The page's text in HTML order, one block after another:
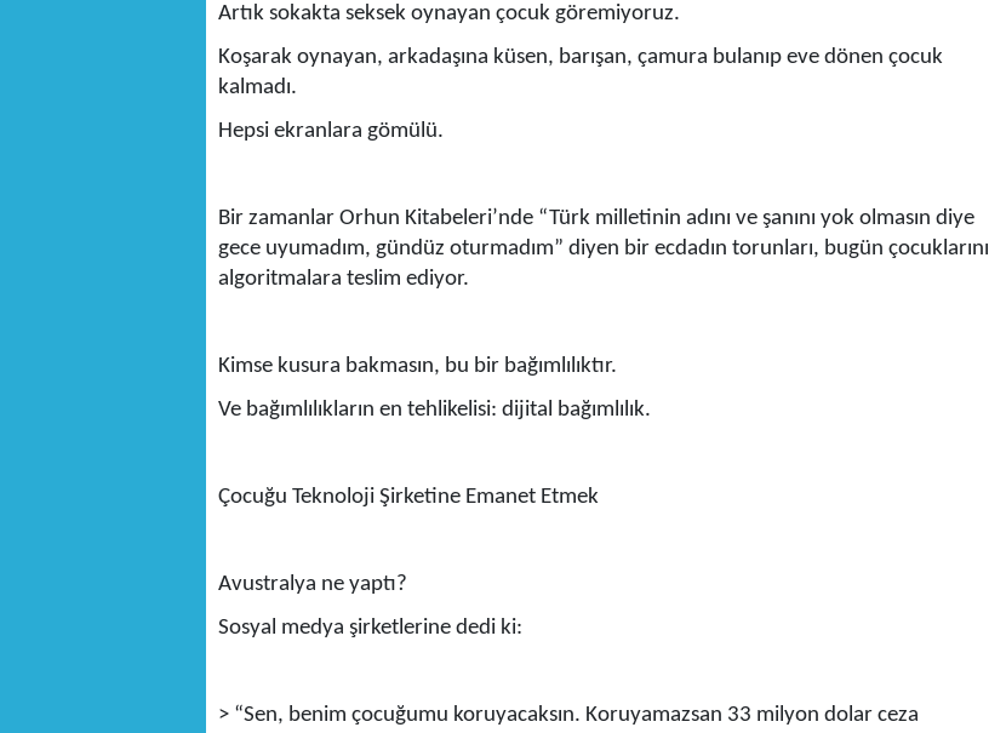
Artık sokakta seksek oynayan çocuk göremiyoruz.
Koşarak oynayan, arkadaşına küsen, barışan, çamura bulanıp eve dönen çocuk
kalmadı.
Hepsi ekranlara gömülü.
Bir zamanlar Orhun Kitabeleri’nde “Türk milletinin adını ve şanını yok olmasın diye
gece uyumadım, gündüz oturmadım” diyen bir ecdadın torunları, bugün çocuklarını
algoritmalara teslim ediyor.
Kimse kusura bakmasın, bu bir bağımlılıktır.
Ve bağımlılıkların en tehlikelisi: dijital bağımlılık.
Çocuğu Teknoloji Şirketine Emanet Etmek
Avustralya ne yaptı?
Sosyal medya şirketlerine dedi ki:
> “Sen, benim çocuğumu koruyacaksın. Koruyamazsan 33 milyon dolar ceza